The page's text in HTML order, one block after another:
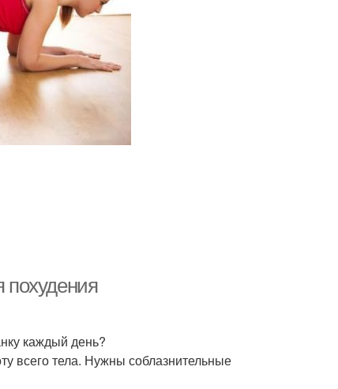
похудения
каждый день?
всего тела. Нужны соблазнительные